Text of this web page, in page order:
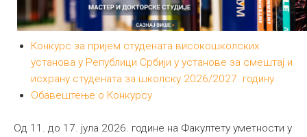
Конкурс за пријем студената високошколских
установа у Републици Србији у установе за смештај и
исхрану студената за школску 2026/2027. годину
Обавештење о Конкурсу
Од 11. до 17. јула 2026. године на Факултету уметности у